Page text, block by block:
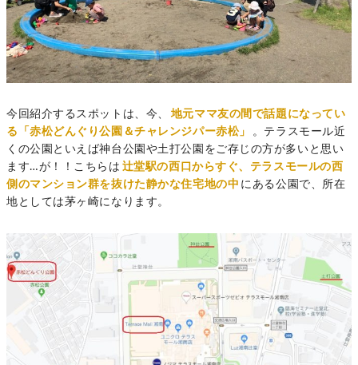
今回紹介するスポットは、今、
地元ママ友の間で話題になってい
る「赤松どんぐり公園＆チャレンジパー赤松」
。テラスモール近
くの公園といえば神台公園や土打公園をご存じの方が多いと思い
ます…が！！こちらは 辻堂駅の西口からすぐ、テラスモールの西
側のマンション群を抜けた静かな住宅地の中 にある公園で、所在
地としては茅ヶ崎になります。